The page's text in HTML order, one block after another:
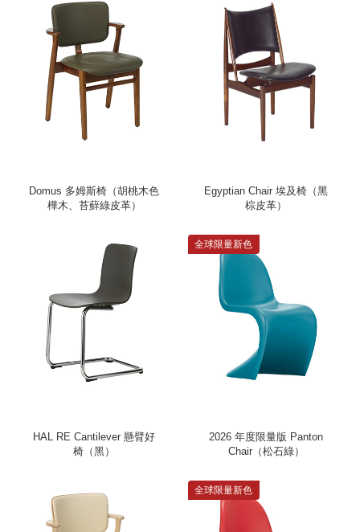
Domus 多姆斯椅（胡桃木色
樺木、苔蘚綠皮革）
Egyptian Chair 埃及椅（黑
棕皮革）
HAL RE Cantilever 懸臂好
椅（黑）
全球限量新色
2026 年度限量版 Panton
Chair（松石綠）
全球限量新色